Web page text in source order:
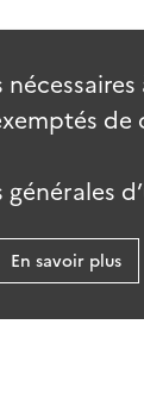
En savoir plus